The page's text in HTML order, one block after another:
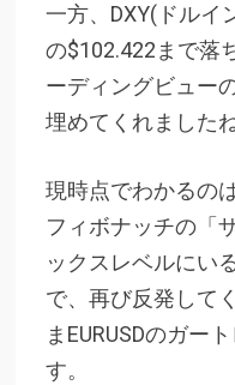
一方、DXY(ドルイ
の$102.422まで落
ーディングビュー
埋めてくれましたね
現時点でわかるの
フィボナッチの「
ックスレベルにい
で、再び反発して
まEURUSDのガー
す。